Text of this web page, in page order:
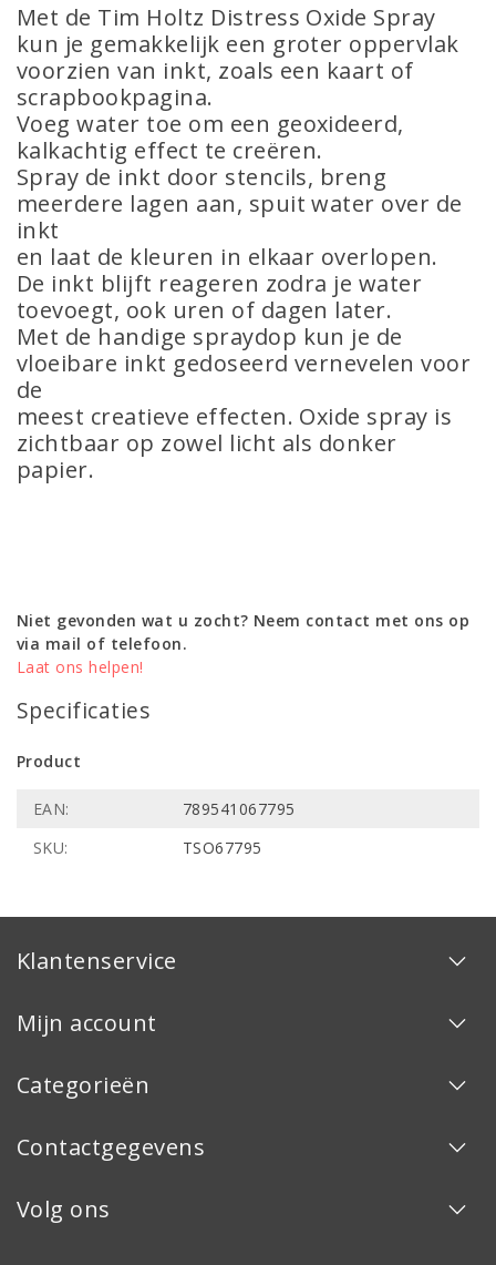
Met de Tim Holtz Distress Oxide Spray
kun je gemakkelijk een groter oppervlak
voorzien van inkt, zoals een kaart of
scrapbookpagina.
Voeg water toe om een geoxideerd,
kalkachtig effect te creëren.
Spray de inkt door stencils, breng
meerdere lagen aan, spuit water over de
inkt
en laat de kleuren in elkaar overlopen.
De inkt blijft reageren zodra je water
toevoegt, ook uren of dagen later.
Met de handige spraydop kun je de
vloeibare inkt gedoseerd vernevelen voor
de
meest creatieve effecten. Oxide spray is
zichtbaar op zowel licht als donker
papier.
Niet gevonden wat u zocht? Neem contact met ons op
via mail of telefoon.
Laat ons helpen!
Specificaties
Product
EAN:
789541067795
SKU:
TSO67795
Klantenservice
Mijn account
Categorieën
Contactgegevens
Volg ons